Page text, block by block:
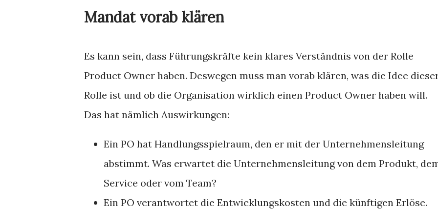
Mandat vorab klären
Es kann sein, dass Führungskräfte kein klares Verständnis von der Rolle
Product Owner haben. Deswegen muss man vorab klären, was die Idee
Rolle ist und ob die Organisation wirklich einen Product Owner haben will.
Das hat nämlich Auswirkungen:
Ein PO hat Handlungsspielraum, den er mit der Unternehmensleitung
abstimmt. Was erwartet die Unternehmensleitung von dem Produkt,
Service oder vom Team?
Ein PO verantwortet die Entwicklungskosten und die künftigen Erlöse.